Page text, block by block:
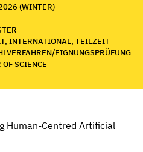
(WINTER)
INTERNATIONAL, TEILZEIT
EIGNUNGSPRÜFUNG
SCIENCE
Human-Centred Artificial